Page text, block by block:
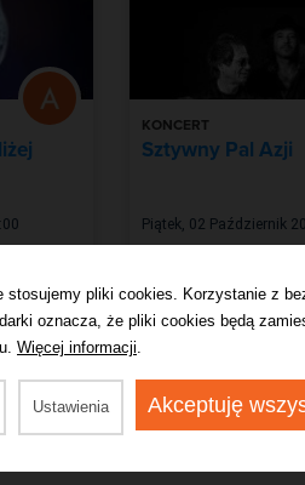
od 179,00 zł
KONCERT
Sztywny Pal Azji
Piątek, 02 Październik
Sosnowiec
Kup teraz
stosujemy pliki cookies. Korzystanie z
oznacza, że pliki cookies będą
Więcej informacji
Ustawienia Akceptuję